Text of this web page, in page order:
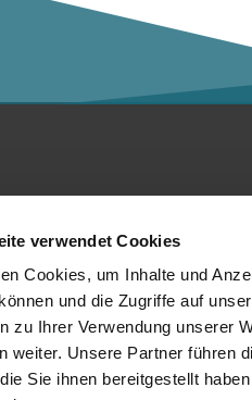
verwendet Cookies
Cookies, um Inhalte und
und die Zugriffe auf
zu Ihrer Verwendung unserer
weiter. Unsere Partner führen
Sie ihnen bereitgestellt
Über die Kalaidos FH
Impressum